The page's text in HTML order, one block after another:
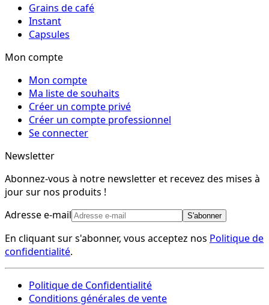
Grains de café
Instant
Capsules
Mon compte
Mon compte
Ma liste de souhaits
Créer un compte privé
Créer un compte professionnel
Se connecter
Newsletter
Abonnez-vous à notre newsletter et recevez des mises à
jour sur nos produits !
Adresse e-mail
S'abonner
En cliquant sur s'abonner, vous acceptez nos Politique de
confidentialité.
Politique de Confidentialité
Conditions générales de vente